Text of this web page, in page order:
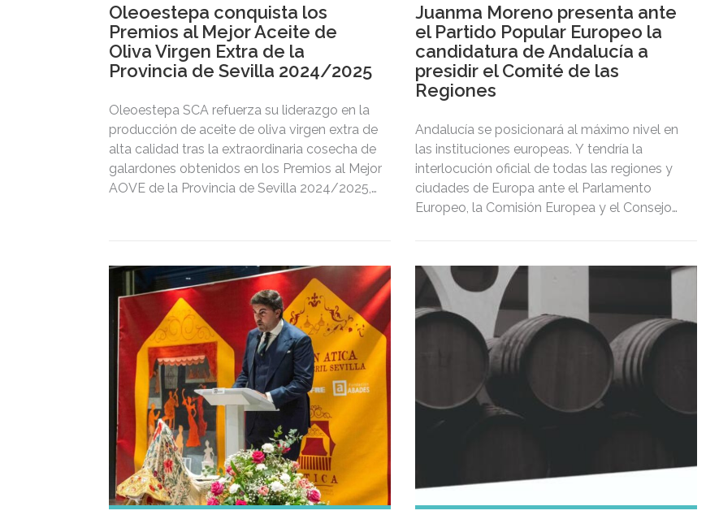
Oleoestepa conquista los
Premios al Mejor Aceite de
Oliva Virgen Extra de la
Provincia de Sevilla 2024/2025
Oleoestepa SCA refuerza su liderazgo en la
producción de aceite de oliva virgen extra de
alta calidad tras la extraordinaria cosecha de
galardones obtenidos en los Premios al Mejor
AOVE de la Provincia de Sevilla 2024/2025,
Juanma Moreno presenta ante
el Partido Popular Europeo la
candidatura de Andalucía a
presidir el Comité de las
Regiones
Andalucía se posicionará al máximo nivel en
las instituciones europeas. Y tendría la
interlocución oficial de todas las regiones y
ciudades de Europa ante el Parlamento
Europeo, la Comisión Europea y el Consejo